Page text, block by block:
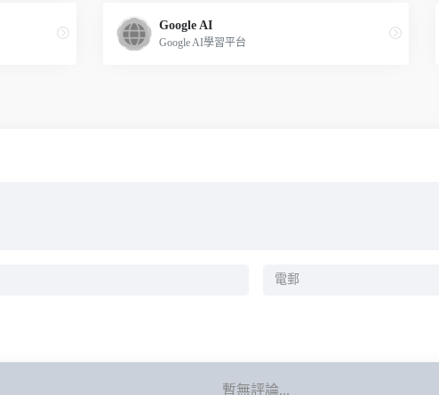
Google AI
Google AI學習平台
暫無評論...